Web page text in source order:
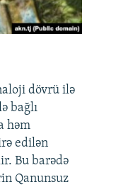
dövrü ilə
bağlı
həm
edilən
Bu barədə
Qanunsuz